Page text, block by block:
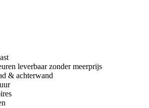
leverbaar zonder meerprijs
& achterwand